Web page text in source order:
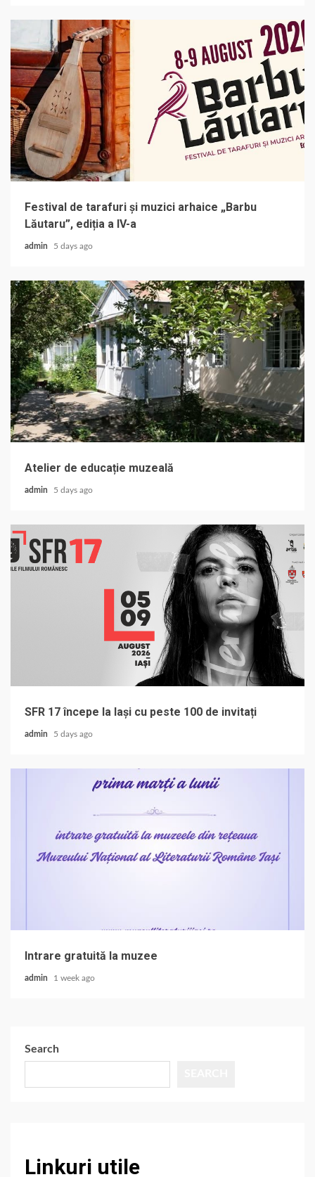
Festival de tarafuri și muzici arhaice „Barbu
Lăutaru”, ediția a IV-a
admin 5 days ago
Atelier de educație muzeală
admin 5 days ago
SFR 17 începe la Iași cu peste 100 de invitați
admin 5 days ago
Intrare gratuită la muzee
admin 1 week ago
Search
Linkuri utile